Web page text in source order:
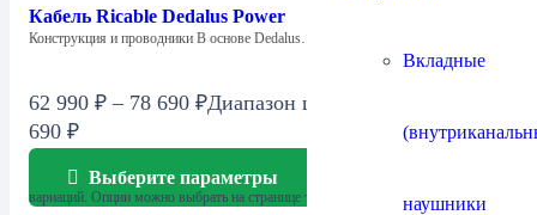
Вкладные
наушники
Кабель Ricable Dedalus Power
Конструкция и проводники В основе Dedalus…
62 990 ₽ – 78 690 ₽Диапазон цен: 62 990 ₽ – 78
690 ₽
Выберите параметры
вариаций. Опции можно выбрать на странице товара.